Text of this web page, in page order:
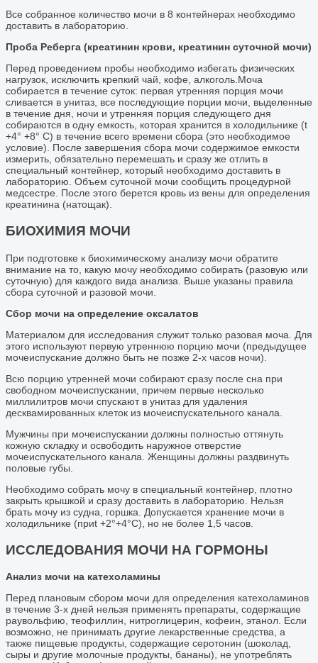
Все собранное количество мочи в 8 контейнерах необходимо
доставить в лабораторию.
Проба Реберга (креатинин крови, креатинин суточной мочи)
Перед проведением пробы необходимо избегать физических
нагрузок, исключить крепкий чай, кофе, алкоголь.Моча
собирается в течение суток: первая утренняя порция мочи
сливается в унитаз, все последующие порции мочи, выделенные
в течение дня, ночи и утренняя порция следующего дня
собираются в одну емкость, которая хранится в холодильнике (t
+4° +8° С) в течение всего времени сбора (это необходимое
условие). После завершения сбора мочи содержимое емкости
измерить, обязательно перемешать и сразу же отлить в
специальный контейнер, который необходимо доставить в
лабораторию. Объем суточной мочи сообщить процедурной
медсестре. После этого берется кровь из вены для определения
креатинина (натощак).
БИОХИМИЯ МОЧИ
При подготовке к биохимическому анализу мочи обратите
внимание на то, какую мочу необходимо собирать (разовую или
суточную) для каждого вида анализа. Выше указаны правила
сбора суточной и разовой мочи.
Сбор мочи на определение оксалатов
Материалом для исследования служит только разовая моча. Для
этого используют первую утреннюю порцию мочи (предыдущее
мочеиспускание должно быть не позже 2-х часов ночи).
Всю порцию утренней мочи собирают сразу после сна при
свободном мочеиспускании, причем первые несколько
миллилитров мочи спускают в унитаз для удаления
десквамированных клеток из мочеиспускательного канала.
Мужчины при мочеиспускании должны полностью оттянуть
кожную складку и освободить наружное отверстие
мочеиспускательного канала. Женщины должны раздвинуть
половые губы.
Необходимо собрать мочу в специальный контейнер, плотно
закрыть крышкой и сразу доставить в лабораторию. Нельзя
брать мочу из судна, горшка. Допускается хранение мочи в
холодильнике (приt +2°+4°C), но не более 1,5 часов.
ИССЛЕДОВАНИЯ МОЧИ НА ГОРМОНЫ
Анализ мочи на катехоламины
Перед плановым сбором мочи для определения катехоламинов
в течение 3-х дней нельзя применять препараты, содержащие
раувольфию, теофиллин, нитроглицерин, кофеин, этанол. Если
возможно, не принимать другие лекарственные средства, а
также пищевые продукты, содержащие серотонин (шоколад,
сыры и другие молочные продукты, бананы), не употреблять